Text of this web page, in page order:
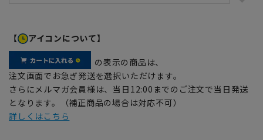
【 アイコンについて】
の表示の商品は、
注文画面でお急ぎ発送を選択いただけます。
さらにメルマガ会員様は、当日12:00までのご注文で当日発送
となります。（補正商品の場合は対応不可）
詳しくはこちら